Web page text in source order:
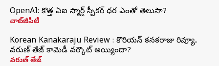
OpenAI: కొత్త ఏఐ స్మార్ట్ స్పీకర్ ధర ఎంతో తెలుసా?
చాట్‌జీపీటీ
Korean Kanakaraju Review : కొరియన్ కనకరాజు రివ్యూ..
వరుణ్ తేజ్ కామెడీ వర్కౌట్ అయ్యిందా?
వరుణ్ తేజ్